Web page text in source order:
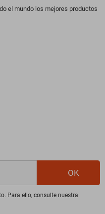
el mundo los mejores productos
OK
Para ello, consulte nuestra